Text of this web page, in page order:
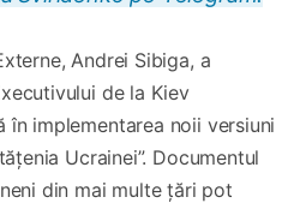
Andrei Sibiga, a
de la Kiev
în implementarea noii versiuni
Ucrainei”. Documentul
din mai multe țări pot